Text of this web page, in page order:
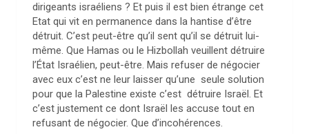
dirigeants israéliens ? Et puis il est bien étrange cet
Etat qui vit en permanence dans la hantise d’être
détruit. C’est peut-être qu’il sent qu’il se détruit lui-
même. Que Hamas ou le Hizbollah veuillent détruire
l’État Israélien, peut-être. Mais refuser de négocier
avec eux c’est ne leur laisser qu’une seule solution
pour que la Palestine existe c’est détruire Israël. Et
c’est justement ce dont Israël les accuse tout en
refusant de négocier. Que d’incohérences.